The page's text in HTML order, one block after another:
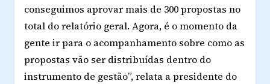
conseguimos aprovar mais de 300 propostas no
total do relatório geral. Agora, é o momento da
gente ir para o acompanhamento sobre como as
propostas vão ser distribuídas dentro do
instrumento de gestão”, relata a presidente do